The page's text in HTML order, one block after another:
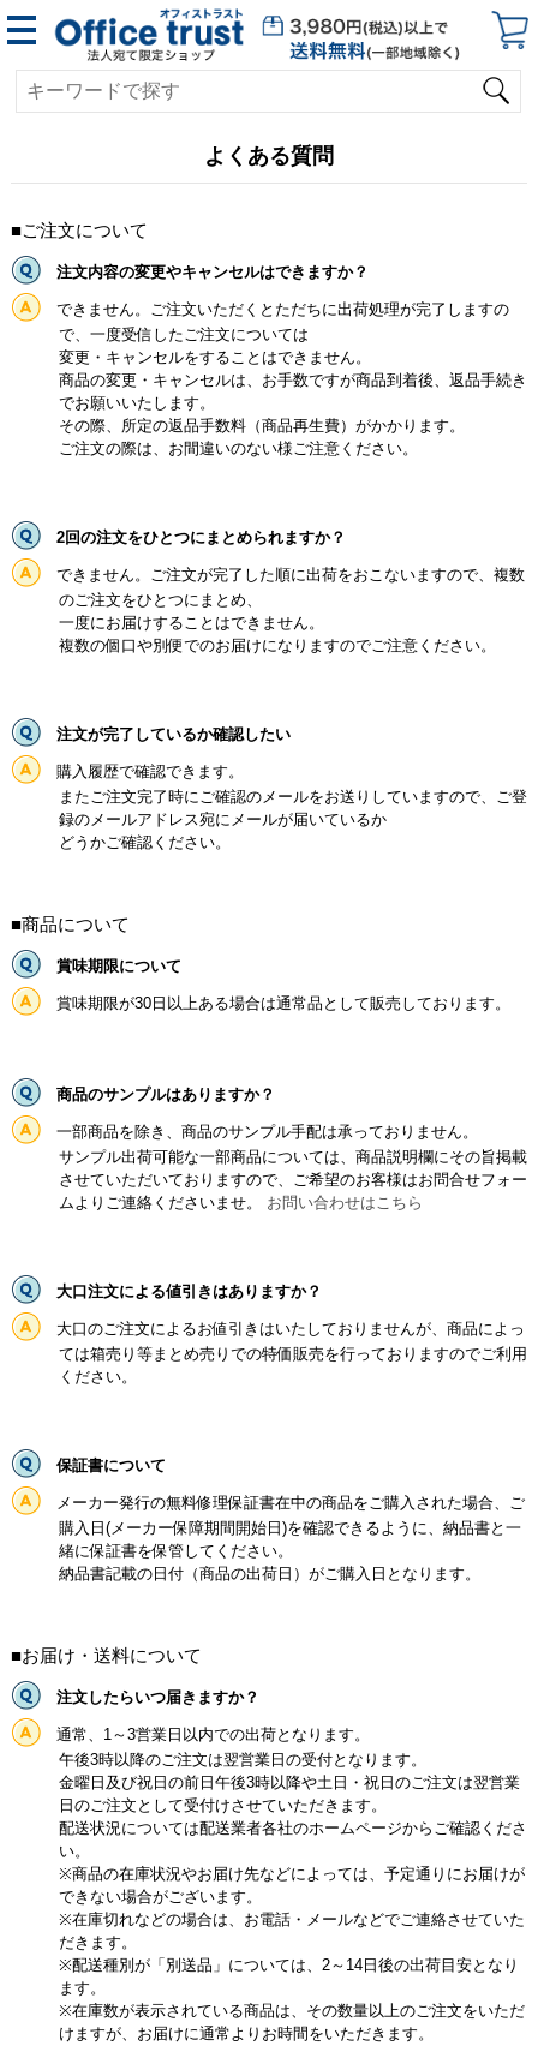
よくある質問
■ご注文について
注文内容の変更やキャンセルはできますか？
できません。ご注文いただくとただちに出荷処理が完了しますの
で、一度受信したご注文については
変更・キャンセルをすることはできません。
商品の変更・キャンセルは、お手数ですが商品到着後、返品手続き
でお願いいたします。
その際、所定の返品手数料（商品再生費）がかかります。
ご注文の際は、お間違いのない様ご注意ください。
2回の注文をひとつにまとめられますか？
できません。ご注文が完了した順に出荷をおこないますので、複数
のご注文をひとつにまとめ、
一度にお届けすることはできません。
複数の個口や別便でのお届けになりますのでご注意ください。
注文が完了しているか確認したい
購入履歴で確認できます。
またご注文完了時にご確認のメールをお送りしていますので、ご登
録のメールアドレス宛にメールが届いているか
どうかご確認ください。
■商品について
賞味期限について
賞味期限が30日以上ある場合は通常品として販売しております。
商品のサンプルはありますか？
一部商品を除き、商品のサンプル手配は承っておりません。
サンプル出荷可能な一部商品については、商品説明欄にその旨掲載
させていただいておりますので、ご希望のお客様はお問合せフォー
ムよりご連絡くださいませ。 お問い合わせはこちら
大口注文による値引きはありますか？
大口のご注文によるお値引きはいたしておりませんが、商品によっ
ては箱売り等まとめ売りでの特価販売を行っておりますのでご利用
ください。
保証書について
メーカー発行の無料修理保証書在中の商品をご購入された場合、ご
購入日(メーカー保障期間開始日)を確認できるように、納品書と一
緒に保証書を保管してください。
納品書記載の日付（商品の出荷日）がご購入日となります。
■お届け・送料について
注文したらいつ届きますか？
通常、1～3営業日以内での出荷となります。
午後3時以降のご注文は翌営業日の受付となります。
金曜日及び祝日の前日午後3時以降や土日・祝日のご注文は翌営業
日のご注文として受付けさせていただきます。
配送状況については配送業者各社のホームページからご確認くださ
い。
※商品の在庫状況やお届け先などによっては、予定通りにお届けが
できない場合がございます。
※在庫切れなどの場合は、お電話・メールなどでご連絡させていた
だきます。
※配送種別が「別送品」については、2～14日後の出荷目安となり
ます。
※在庫数が表示されている商品は、その数量以上のご注文をいただ
けますが、お届けに通常よりお時間をいただきます。